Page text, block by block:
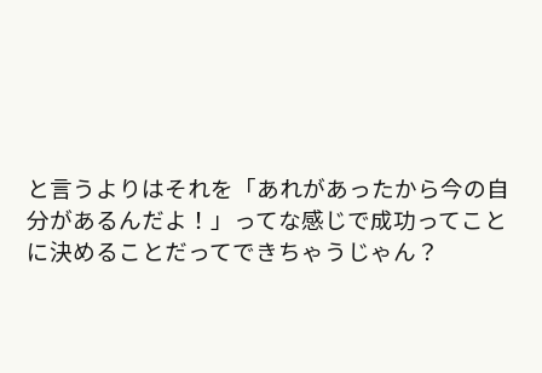
と言うよりはそれを「あれがあったから今の自
分があるんだよ！」ってな感じで成功ってこと
に決めることだってできちゃうじゃん？